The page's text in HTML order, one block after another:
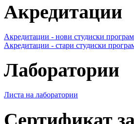
Акредитации
Акредитации - нови студиски
Акредитации - стари студиски
Лаборатории
Листа на лаборатории